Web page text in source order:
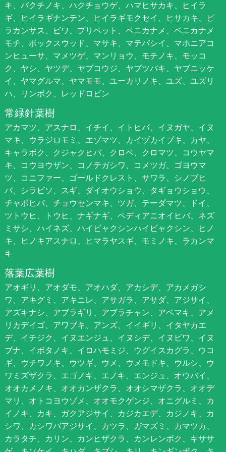
キ、バクチノキ、ハクチョウゲ、ハマヒサカキ、ヒイラ
ギ、ヒイラギナンテン、ヒイラギモクセイ、ヒサカキ、ピ
ラカンサス、ビワ、プリペット、ベニカナメ、ベニカナメ
モチ、ボックスウッド、マサキ、マテバシイ、マホニアコ
ンヒューサ、マメツゲ、マンリョウ、モチノキ、モッコ
ク、ヤシ、ヤツデ、ヤブコウジ、ヤブツバキ、ヤブニッケ
イ、ヤマグルマ、ヤマモモ、ユーカリノキ、ユズ、ユズリ
ハ、リンボク、レッドロビン
常緑針葉樹
アカマツ、アスナロ、イチイ、イトヒバ、イヌガヤ、イヌ
マキ、ウラジロモミ、エゾマツ、カイヅカイブキ、カヤ、
キャラボク、クジャクヒバ、クロベ、クロマツ、コウヤマ
キ、コウヨウザン、コノテガシワ、コメツガ、ゴヨウマ
ツ、コニファー、ゴールドクレスト、サワラ、シノブヒ
バ、シラビソ、スギ、ダイオウショウ、タギョウショウ、
チャボヒバ、チョウセンマキ、ツガ、テーダマツ、ドイ、
ツトウヒ、トウヒ、ナギナギ、ペディアニオイヒバ、ネズ
ミサシ、ハイネズ、ハイビャクシンハイビャクシン、ヒノ
キ、ヒノキアスナロ、ヒマラヤスギ、モミノキ、ラカンマ
キ
落葉広葉樹
アオギリ、アオダモ、アオハダ、アカシデ、アカメガシ
ワ、アキグミ、アキニレ、アサガラ、アサダ、アジサイ、
アズキナシ、アブラギリ、アブラチャン、アベマキ、アメ
リカデイゴ、アワブキ、アンズ、イイギリ、イタヤカエ
デ、イチジク、イヌエンジュ、イヌシデ、イヌビワ、イヌ
ブナ、イボタノキ、イロハモミジ、ウグイスカグラ、ウコ
ギ、ウチワノキ、ウツギ、ウメ、ウメモドキ、ウルシ、ウ
ワミズザクラ、エゴノキ、エノキ、エンジュ、オウバイ、
オオカメノキ、オオカンザクラ、オオシマザクラ、オオデ
マリ、オトコヨウゾメ、オオモクゲンジ、オニグルミ、カ
イノキ、カキ、ガクアジサイ、カジカエデ、カジノキ、カ
シワ、カシワバアジサイ、カツラ、ガマズミ、カマツカ、
カラタチ、カリン、カンヒザクラ、カンレンボク、キササ